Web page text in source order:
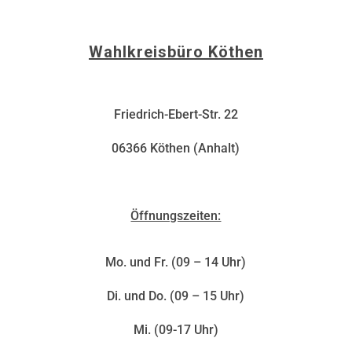
Wahlkreisbüro Köthen
Friedrich-Ebert-Str. 22
06366 Köthen (Anhalt)
Öffnungszeiten:
Mo. und Fr. (09 – 14 Uhr)
Di. und Do. (09 – 15 Uhr)
Mi. (09-17 Uhr)